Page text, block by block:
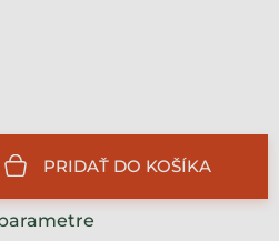
PRIDAŤ DO KOŠÍKA